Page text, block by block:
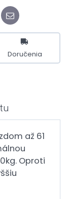
E-
mail
Doručenia
až 61
Oproti